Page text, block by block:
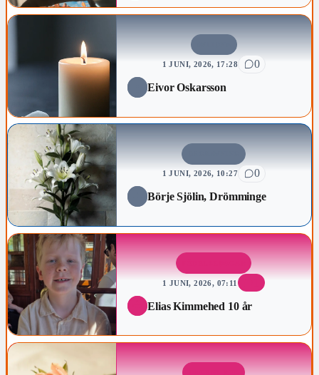
1 JUNI, 2026, 17:28
0
Eivor Oskarsson
1 JUNI, 2026, 10:27
0
Börje Sjölin, Drömminge
1 JUNI, 2026, 07:11
Elias Kimmehed 10 år